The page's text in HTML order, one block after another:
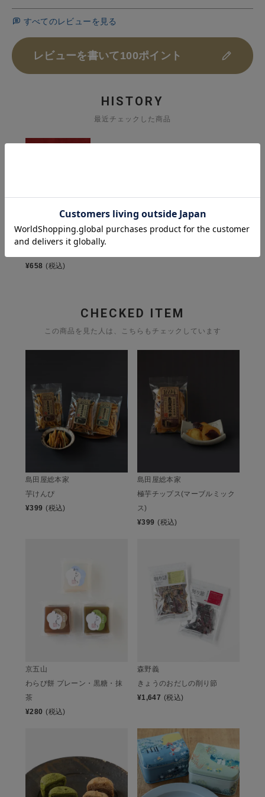
すべてのレビューを見る
レビューを書いて100ポイント
HISTORY
最近チェックした商品
福だるま（プレー
¥658 (税込)
CHECKED ITEM
この商品を見た人は、こちらもチェックしています
島田屋総本家
芋けんぴ
¥399 (税込)
島田屋総本家
極芋チップス(マーブルミック
ス)
¥399 (税込)
京五山
わらび餅 プレーン・黒糖・抹
茶
¥280 (税込)
森野義
きょうのおだしの削り節
¥1,647 (税込)